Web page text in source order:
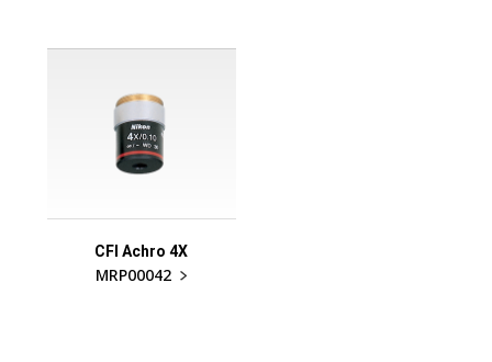
CFI Achro 4X
MRP00042